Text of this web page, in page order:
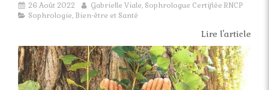
26 Août 2022
Gabrielle Viale, Sophrologue Certifiée RNCP
Sophrologie, Bien-être et Santé
Lire l'article